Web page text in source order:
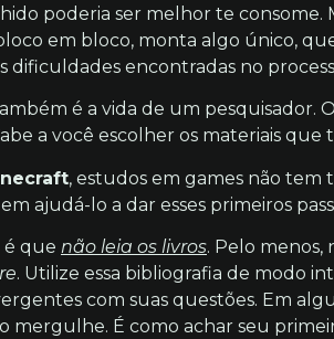
poderia ser melhor te consome.
em bloco, monta algo único,
dificuldades encontradas no
é a vida de um
a você escolher os materiais
, estudos em games não
ajudá-lo a dar esses primeiros
é que não leia os livros. Pelo
. Utilize essa bibliografia de modo
com suas questões. Em
mergulhe. É como achar seu